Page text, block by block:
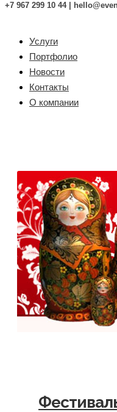
+7 967 299 10 44 |
Услуги
Портфолио
Новости
Контакты
О компании